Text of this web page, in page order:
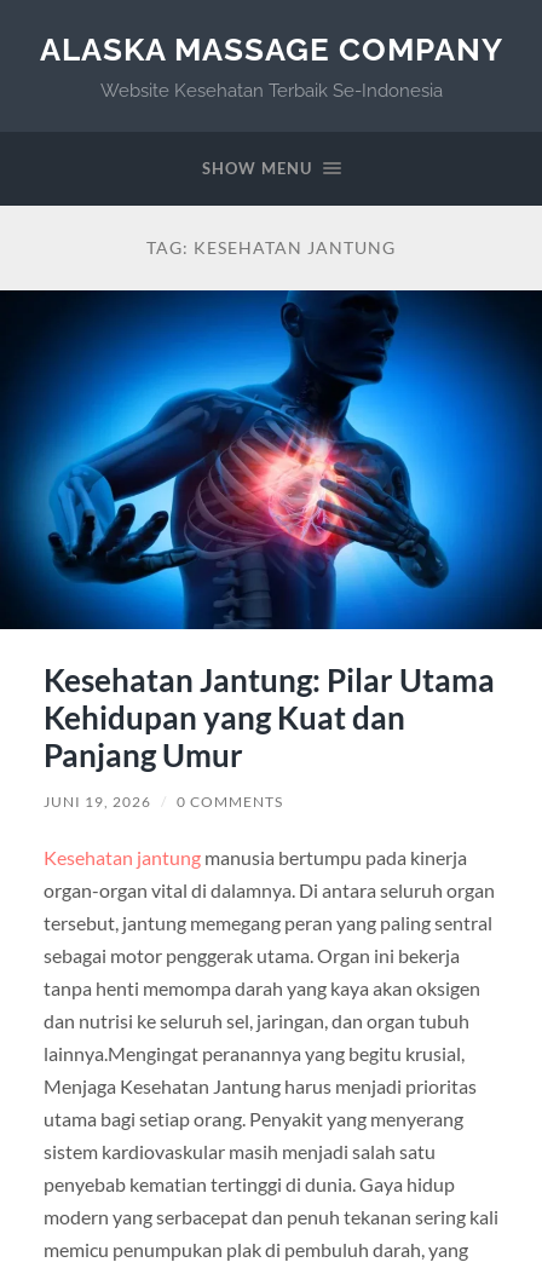
ALASKA MASSAGE COMPANY
Website Kesehatan Terbaik Se-Indonesia
SHOW MENU
TAG: KESEHATAN JANTUNG
Kesehatan Jantung: Pilar Utama
Kehidupan yang Kuat dan
Panjang Umur
JUNI 19, 2026 / 0 COMMENTS
Kesehatan jantungmanusia bertumpu pada kinerja
organ-organ vital di dalamnya. Di antara seluruh organ
tersebut, jantung memegang peran yang paling sentral
sebagai motor penggerak utama. Organ ini bekerja
tanpa henti memompa darah yang kaya akan oksigen
dan nutrisi ke seluruh sel, jaringan, dan organ tubuh
lainnya.Mengingat peranannya yang begitu krusial,
Menjaga Kesehatan Jantung harus menjadi prioritas
utama bagi setiap orang. Penyakit yang menyerang
sistem kardiovaskular masih menjadi salah satu
penyebab kematian tertinggi di dunia. Gaya hidup
modern yang serbacepat dan penuh tekanan sering kali
memicu penumpukan plak di pembuluh darah, yang